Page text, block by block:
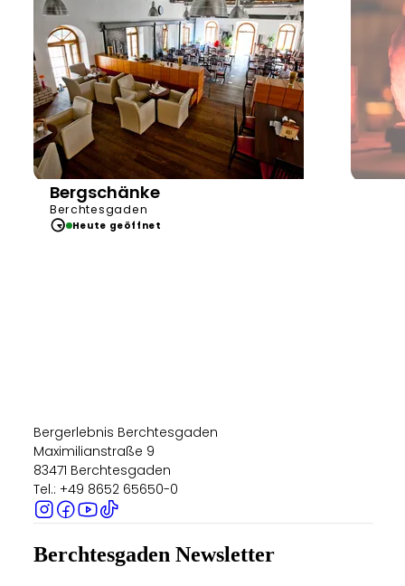
Bergschänke
Berchtesgaden
Heute geöffnet
Bergerlebnis Berchtesgaden
Maximilianstraße 9
83471 Berchtesgaden
Tel.: +49 8652 65650-0
Berchtesgaden Newsletter